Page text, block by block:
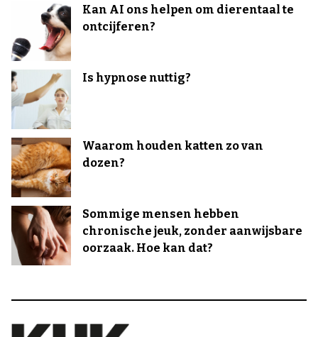
Kan AI ons helpen om dierentaal te
ontcijferen?
Is hypnose nuttig?
Waarom houden katten zo van
dozen?
Sommige mensen hebben
chronische jeuk, zonder aanwijsbare
oorzaak. Hoe kan dat?